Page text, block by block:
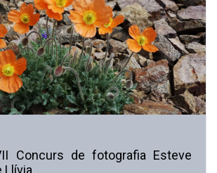
Concurs de fotografia Esteve